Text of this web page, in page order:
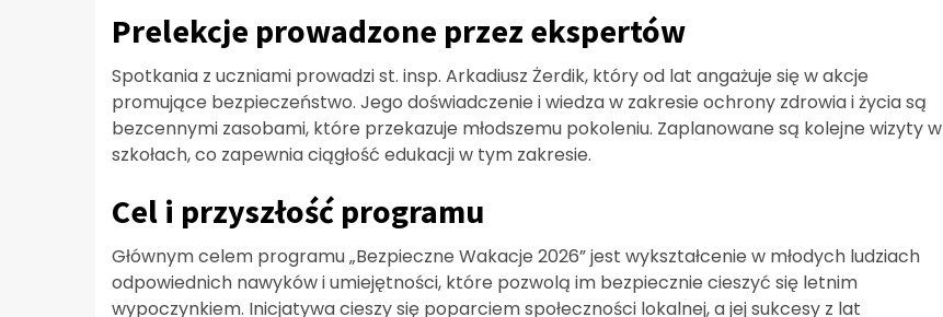
Prelekcje prowadzone przez ekspertów
Spotkania z uczniami prowadzi st. insp. Arkadiusz Żerdik, który od lat angażuje się w akcje
promujące bezpieczeństwo. Jego doświadczenie i wiedza w zakresie ochrony zdrowia i życia są
bezcennymi zasobami, które przekazuje młodszemu pokoleniu. Zaplanowane są kolejne wizyty w
szkołach, co zapewnia ciągłość edukacji w tym zakresie.
Cel i przyszłość programu
Głównym celem programu „Bezpieczne Wakacje 2026” jest wykształcenie w młodych ludziach
odpowiednich nawyków i umiejętności, które pozwolą im bezpiecznie cieszyć się letnim
wypoczynkiem. Inicjatywa cieszy się poparciem społeczności lokalnej, a jej sukcesy z lat